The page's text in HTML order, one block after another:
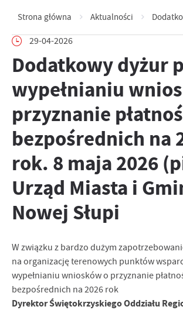
Strona główna Aktualności
29-04-2026
Dodatkowy dyżur
wypełnianiu
przyznanie
bezpośrednich na
rok. 8 maja 2026
Urząd Miasta i
Nowej Słupi
W związku z bardzo dużym
na organizację terenowych punktów
wypełnianiu wniosków o przyznanie
bezpośrednich na 2026 rok
Dyrektor Świętokrzyskiego Oddziału